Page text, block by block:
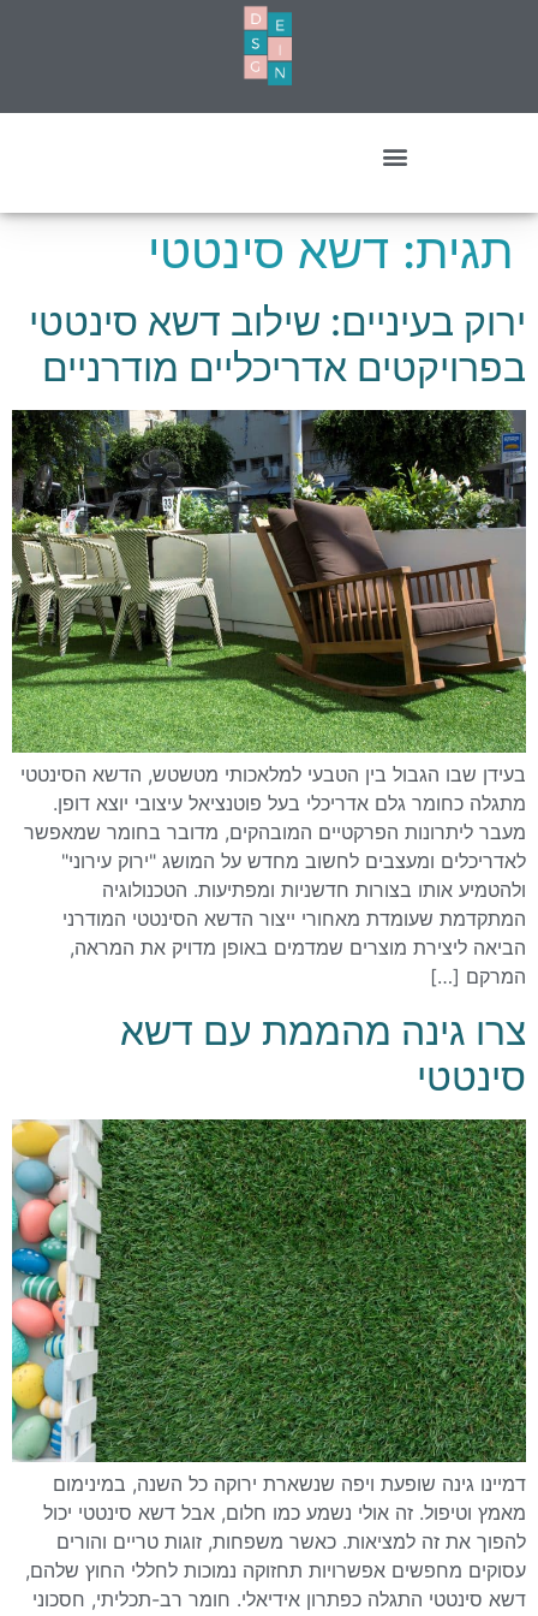
תגית: דשא סינטטי
ירוק בעיניים: שילוב דשא סינטטי
בפרויקטים אדריכליים מודרניים
בעידן שבו הגבול בין הטבעי למלאכותי מטשטש, הדשא הסינטטי
מתגלה כחומר גלם אדריכלי בעל פוטנציאל עיצובי יוצא דופן.
מעבר ליתרונות הפרקטיים המובהקים, מדובר בחומר שמאפשר
לאדריכלים ומעצבים לחשוב מחדש על המושג "ירוק עירוני"
ולהטמיע אותו בצורות חדשניות ומפתיעות. הטכנולוגיה
המתקדמת שעומדת מאחורי ייצור הדשא הסינטטי המודרני
הביאה ליצירת מוצרים שמדמים באופן מדויק את המראה,
המרקם […]
צרו גינה מהממת עם דשא
סינטטי
דמיינו גינה שופעת ויפה שנשארת ירוקה כל השנה, במינימום
מאמץ וטיפול. זה אולי נשמע כמו חלום, אבל דשא סינטטי יכול
להפוך את זה למציאות. כאשר משפחות, זוגות טריים והורים
עסוקים מחפשים אפשרויות תחזוקה נמוכות לחללי החוץ שלהם,
דשא סינטטי התגלה כפתרון אידיאלי. חומר רב-תכליתי, חסכוני